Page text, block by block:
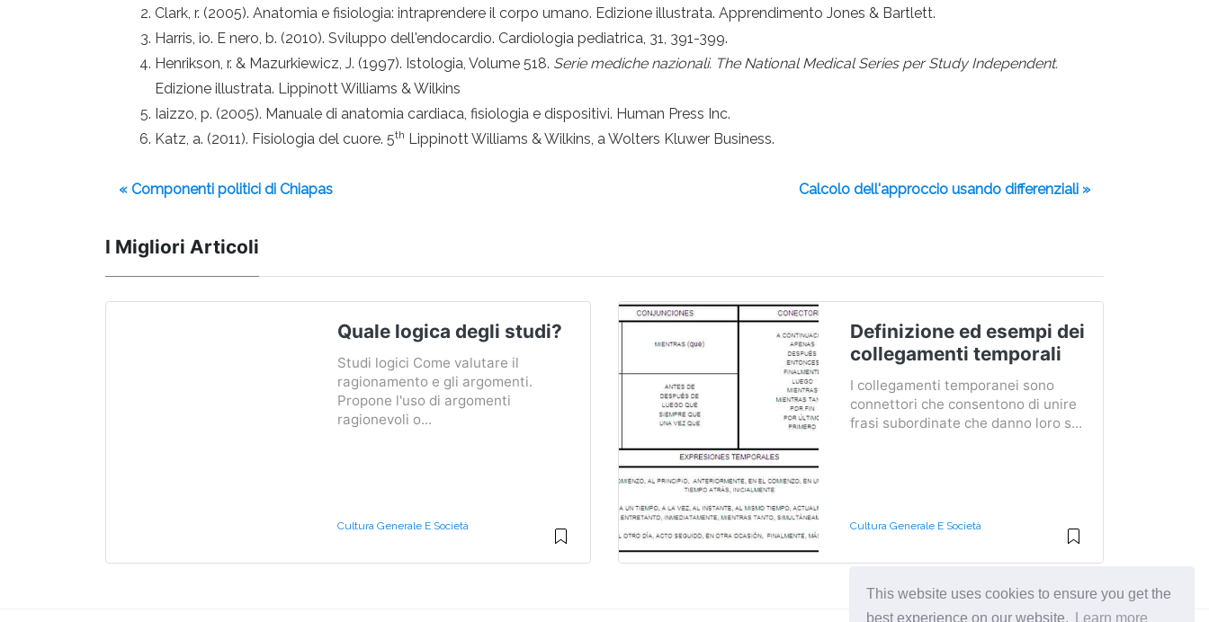
This website uses cookies to ensure you get the
best experience on our website.
Learn more
Clark, r. (2005). Anatomia e fisiologia: intraprendere il corpo umano. Edizione illustrata. Apprendimento Jones & Bartlett.
Harris, io. E nero, b. (2010). Sviluppo dell'endocardio. Cardiologia pediatrica, 31, 391-399.
Henrikson, r. & Mazurkiewicz, J. (1997). Istologia, Volume 518. Serie mediche nazionali. The National Medical Series per Study Independent.
Edizione illustrata. Lippinott Williams & Wilkins
Iaizzo, p. (2005). Manuale di anatomia cardiaca, fisiologia e dispositivi. Human Press Inc.
Katz, a. (2011). Fisiologia del cuore. 5th Lippinott Williams & Wilkins, a Wolters Kluwer Business.
« Componenti politici di Chiapas Calcolo dell'approccio usando differenziali »
I Migliori Articoli
Quale logica degli studi?
Studi logici Come valutare il
ragionamento e gli argomenti.
Propone l'uso di argomenti
ragionevoli o...
Cultura Generale E Società
Definizione ed esempi dei
collegamenti temporali
I collegamenti temporanei sono
connettori che consentono di unire
frasi subordinate che danno loro s...
Cultura Generale E Società